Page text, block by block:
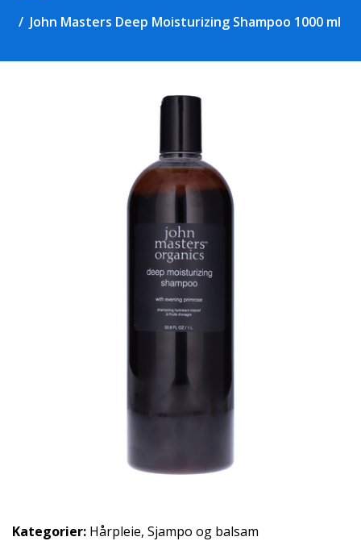
John Masters Deep Moisturizing Shampoo 1000 ml
Kategorier: Hårpleie, Sjampo og balsam